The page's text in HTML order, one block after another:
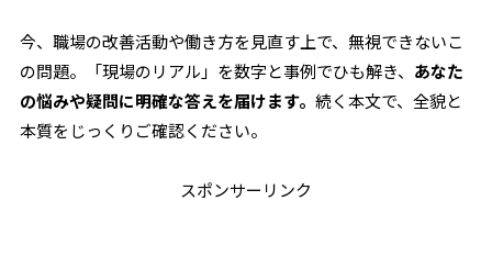
今、職場の改善活動や働き方を見直す上で、無視できないこ
の問題。「現場のリアル」を数字と事例でひも解き、 あなた
の悩みや疑問に明確な答えを届けます。続く本文で、全貌と
本質をじっくりご確認ください。
スポンサーリンク